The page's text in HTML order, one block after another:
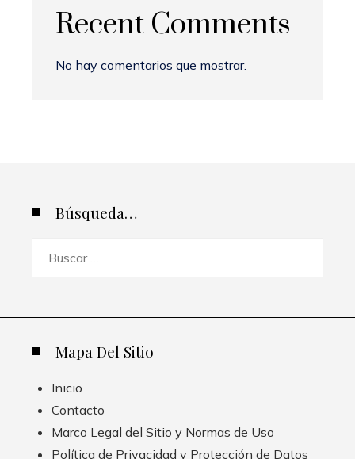
Recent Comments
No hay comentarios que mostrar.
Búsqueda…
Mapa Del Sitio
Inicio
Contacto
Marco Legal del Sitio y Normas de Uso
Política de Privacidad y Protección de Datos